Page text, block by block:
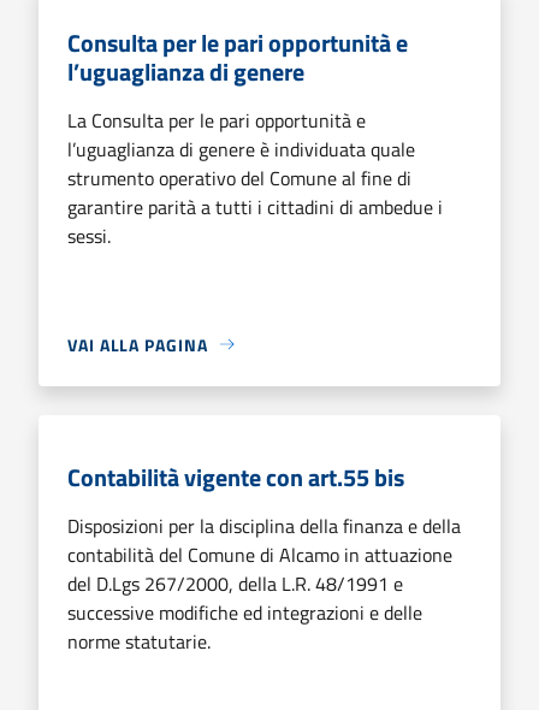
Consulta per le pari opportunità e
l’uguaglianza di genere
La Consulta per le pari opportunità e
l’uguaglianza di genere è individuata quale
strumento operativo del Comune al fine di
garantire parità a tutti i cittadini di ambedue i
sessi.
VAI ALLA PAGINA
Contabilità vigente con art.55 bis
Disposizioni per la disciplina della finanza e della
contabilità del Comune di Alcamo in attuazione
del D.Lgs 267/2000, della L.R. 48/1991 e
successive modifiche ed integrazioni e delle
norme statutarie.